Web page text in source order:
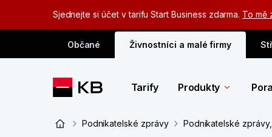
Sjednejte si účet v tarifu Start Business zdarma. To mě
Občané Živnostníci a malé firmy
Tarify Produkty
Podnikatelské zprávy Podnikatelské